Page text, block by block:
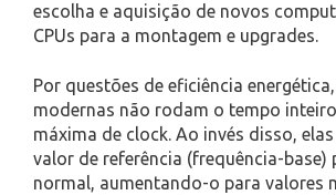
escolha e aquisição de novos
CPUs para a montagem e upgrades.
Por questões de eficiência energética,
modernas não rodam o tempo
máxima de clock. Ao invés disso,
valor de referência (frequência-base)
normal, aumentando-o para valores